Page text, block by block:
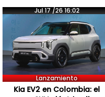
Jul 17 /26 16:02
Lanzamiento
Kia EV2 en Colombia: el